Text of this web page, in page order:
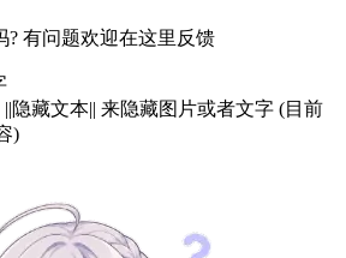
? 有问题欢迎在这里反馈
隐藏文本|| 来隐藏图片或者文字 (目前
)